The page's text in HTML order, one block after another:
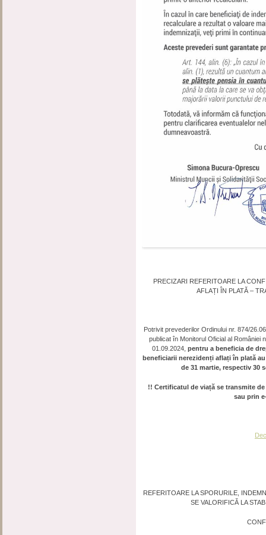
PRECIZARI REFERITOARE LA
AFLAȚI ÎN PLATĂ –
Potrivit prevederilor Ordinului nr. 874/
publicat în Monitorul Oficial al României
01.09.2024, pentru a beneficia de
beneficiarii nerezidenți aflați în plată
de 31 martie, respectiv 30
!! Certificatul de viață se transmite
sau prin
REFERITOARE LA SPORURILE,
SE VALORIFICĂ LA